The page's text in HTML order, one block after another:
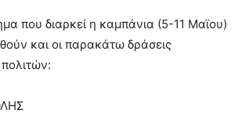
που διαρκεί η καμπάνια (5-11 Μαϊου)
και οι παρακάτω δράσεις